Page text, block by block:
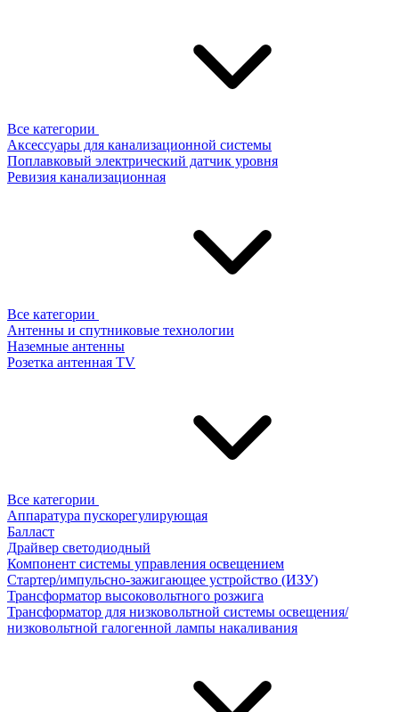
Все категории
Аксессуары для канализационной системы
Поплавковый электрический датчик уровня
Ревизия канализационная
Все категории
Антенны и спутниковые технологии
Наземные антенны
Розетка антенная TV
Все категории
Аппаратура пускорегулирующая
Балласт
Драйвер светодиодный
Компонент системы управления освещением
Стартер/импульсно-зажигающее устройство (ИЗУ)
Трансформатор высоковольтного розжига
Трансформатор для низковольтной системы освещения/
низковольтной галогенной лампы накаливания